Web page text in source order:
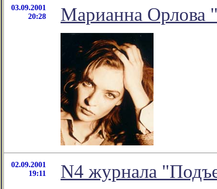
03.09.2001
20:28
Марианна Орлова
02.09.2001
19:11
N4 журнала